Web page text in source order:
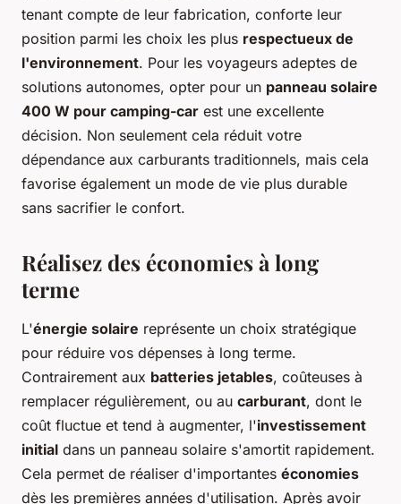
tenant compte de leur fabrication, conforte leur
position parmi les choix les plus respectueux de
l'environnement. Pour les voyageurs adeptes de
solutions autonomes, opter pour un panneau solaire
400 W pour camping-car est une excellente
décision. Non seulement cela réduit votre
dépendance aux carburants traditionnels, mais cela
favorise également un mode de vie plus durable
sans sacrifier le confort.
Réalisez des économies à long
terme
L'énergie solaire représente un choix stratégique
pour réduire vos dépenses à long terme.
Contrairement aux batteries jetables, coûteuses à
remplacer régulièrement, ou au carburant, dont le
coût fluctue et tend à augmenter, l'investissement
initial dans un panneau solaire s'amortit rapidement.
Cela permet de réaliser d'importantes économies
dès les premières années d'utilisation. Après avoir